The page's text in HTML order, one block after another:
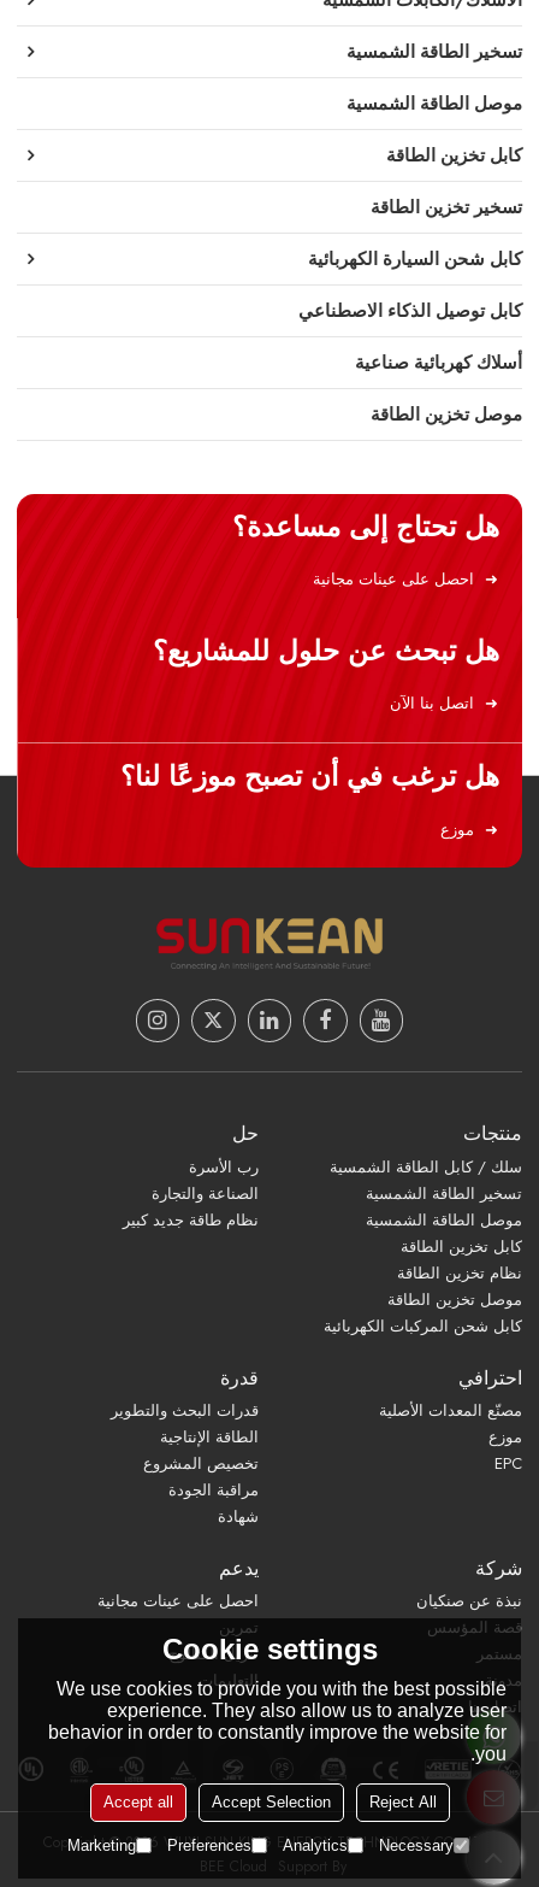
تسخير الطاقة الشمسية
موصل الطاقة الشمسية
كابل تخزين الطاقة
تسخير تخزين الطاقة
كابل شحن السيارة الكهربائية
كابل توصيل الذكاء الاصطناعي
أسلاك كهربائية صناعية
موصل تخزين الطاقة
هل تحتاج إلى مساعدة؟
احصل على عينات مجانية
هل تبحث عن حلول للمشاريع؟
اتصل بنا الآن
هل ترغب في أن تصبح موزعًا لنا؟
موزع
منتجات
سلك / كابل الطاقة الشمسية
تسخير الطاقة الشمسية
موصل الطاقة الشمسية
كابل تخزين الطاقة
نظام تخزين الطاقة
موصل تخزين الطاقة
كابل شحن المركبات الكهربائية
حل
رب الأسرة
الصناعة والتجارة
نظام طاقة جديد كبير
احترافي
مصنّع المعدات الأصلية
موزع
EPC
قدرة
قدرات البحث والتطوير
الطاقة الإنتاجية
تخصيص المشروع
مراقبة الجودة
شهادة
شركة
نبذة عن صنكيان
قصة المؤسس
مستمر
مدونة
اتصل بنا
يدعم
احصل على عينات مجانية
تمرين
تنزيل الكتالوج
التعليمات
Copyright © 2026 WUXI SUN KING ENERGY TECHNOLOGY CO., LTD.
Support By
BEE Cloud
Cookie settings
We use cookies to provide you with the best possible
experience. They also allow us to analyze user
behavior in order to constantly improve the website for
you.
Reject All
Accept Selection
Accept all
Necessary
Analytics
Preferences
Marketing